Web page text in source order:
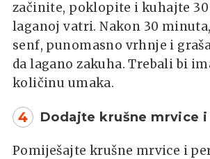
začinite, poklopite i kuhajte
laganoj vatri. Nakon 30
senf, punomasno vrhnje i
da lagano zakuha. Trebali bi
količinu umaka.
4 Dodajte krušne mrvice i
Pomiješajte krušne mrvice i